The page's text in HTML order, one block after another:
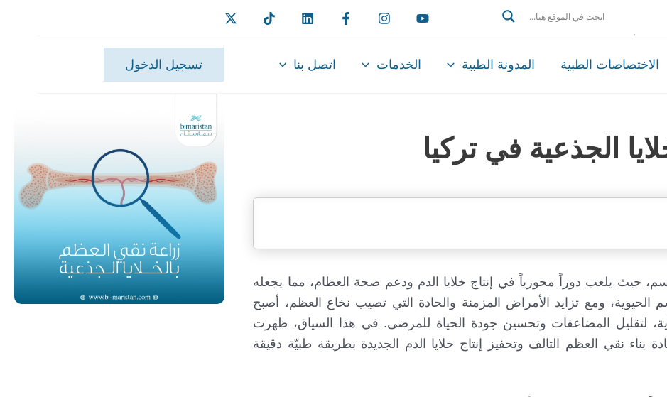
الاختصاصات الطبية المدونة الطبية الخدمات اتصل بنا تسجيل الدخول
الجذعية في تركيا
حيث يلعب دوراً محورياً في إنتاج خلايا الدم ودعم صحة العظام، مما يجعله
الحيوية، ومع تزايد الأمراض المزمنة والحادة التي تصيب نخاع العظم، أصبح
لتقليل المضاعفات وتحسين جودة الحياة للمرضى. في هذا السياق، ظهرت
بناء نقي العظم التالف وتحفيز إنتاج خلايا الدم الجديدة بطريقة طبيّة دقيقة